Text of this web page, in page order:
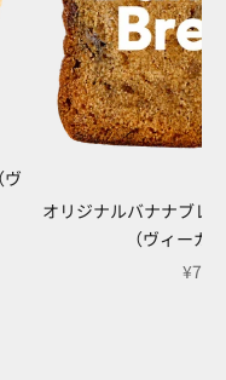
オリジナルバナナブレ
（ヴィーガ
セー
¥700